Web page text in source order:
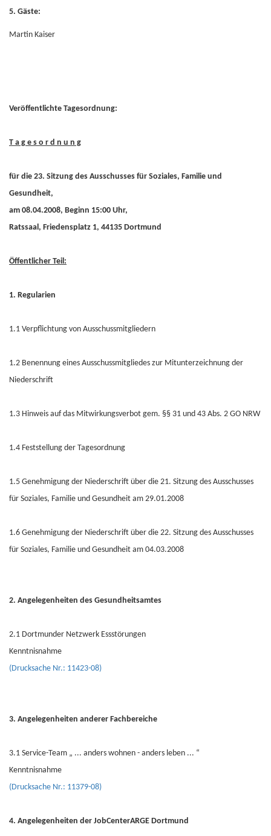
5. Gäste:
Martin Kaiser
Veröffentlichte Tagesordnung:
T a g e s o r d n u n g
für die 23. Sitzung des Ausschusses für Soziales, Familie und
Gesundheit,
am 08.04.2008, Beginn 15:00 Uhr,
Ratssaal, Friedensplatz 1, 44135 Dortmund
Öffentlicher Teil:
1. Regularien
1.1 Verpflichtung von Ausschussmitgliedern
1.2 Benennung eines Ausschussmitgliedes zur Mitunterzeichnung der
Niederschrift
1.3 Hinweis auf das Mitwirkungsverbot gem. §§ 31 und 43 Abs. 2 GO NRW
1.4 Feststellung der Tagesordnung
1.5 Genehmigung der Niederschrift über die 21. Sitzung des Ausschusses
für Soziales, Familie und Gesundheit am 29.01.2008
1.6 Genehmigung der Niederschrift über die 22. Sitzung des Ausschusses
für Soziales, Familie und Gesundheit am 04.03.2008
2. Angelegenheiten des Gesundheitsamtes
2.1 Dortmunder Netzwerk Essstörungen
Kenntnisnahme
(Drucksache Nr.: 11423-08)
3. Angelegenheiten anderer Fachbereiche
3.1 Service-Team „ ... anders wohnen - anders leben ... “
Kenntnisnahme
(Drucksache Nr.: 11379-08)
4. Angelegenheiten der JobCenterARGE Dortmund